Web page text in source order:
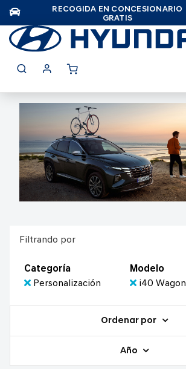
RECOGIDA EN CONCESIONARIO
GRATIS
Filtrando por
Categoría
Personalización
Modelo
i40 Wagon
Ordenar por
Año